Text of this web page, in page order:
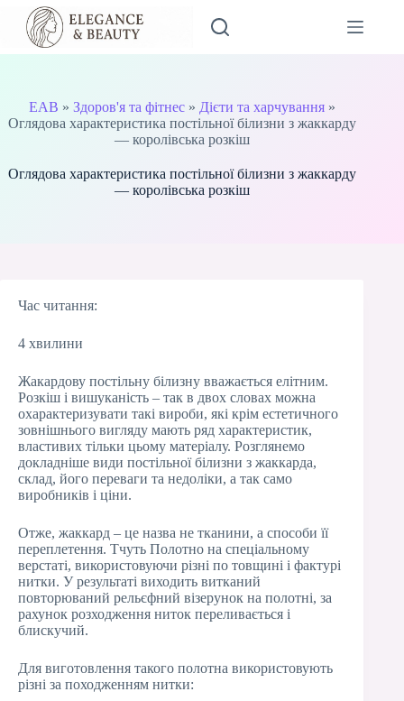
Перейти
вмісту
EAB » Здоров'я та фітнес» Дієти та харчування»
Оглядова характеристика постільної білизни з жаккарду
— королівська розкіш
Оглядова характеристика постільної білизни з жаккарду
— королівська розкіш
Час читання:
4 хвилини
Жакардову постільну білизну вважається елітним.
Розкіш і вишуканість – так в двох словах можна
охарактеризувати такі вироби, які крім естетичного
зовнішнього вигляду мають ряд характеристик,
властивих тільки цьому матеріалу. Розглянемо
докладніше види постільної білизни з жаккарда,
склад, його переваги та недоліки, а так само
виробників і ціни.
Отже, жаккард – це назва не тканини, а способи її
переплетення. Тчуть Полотно на спеціальному
верстаті, використовуючи різні по товщині і фактурі
нитки. У результаті виходить витканий
повторюваний рельєфний візерунок на полотні, за
рахунок розходження ниток переливається і
блискучий.
Для виготовлення такого полотна використовують
різні за походженням нитки: